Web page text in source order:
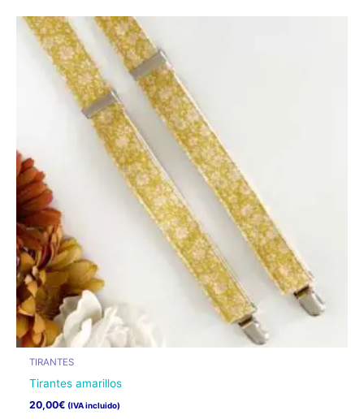
TIRANTES
Tirantes amarillos
20,00€ (IVA incluido)